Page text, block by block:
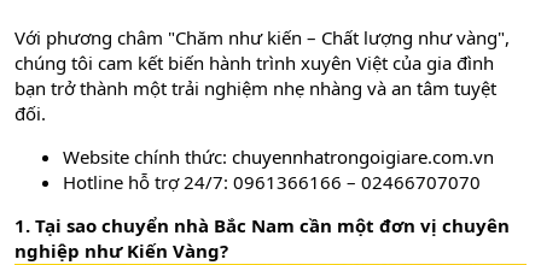
Với phương châm "Chăm như kiến – Chất lượng như vàng",
chúng tôi cam kết biến hành trình xuyên Việt của gia đình
bạn trở thành một trải nghiệm nhẹ nhàng và an tâm tuyệt
đối.
Website chính thức: chuyennhatrongoigiare.com.vn
Hotline hỗ trợ 24/7: 0961366166 – 02466707070
1. Tại sao chuyển nhà Bắc Nam cần một đơn vị chuyên
nghiệp như Kiến Vàng?